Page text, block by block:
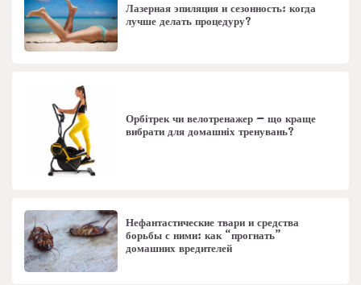
Лазерная эпиляция и сезонность: когда
лучше делать процедуру?
Орбітрек чи велотренажер – що краще
вибрати для домашніх тренувань?
Нефантастические твари и средства
борьбы с ними: как “прогнать”
домашних вредителей